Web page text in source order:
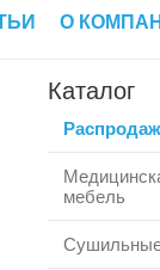
О
Каталог
мебель